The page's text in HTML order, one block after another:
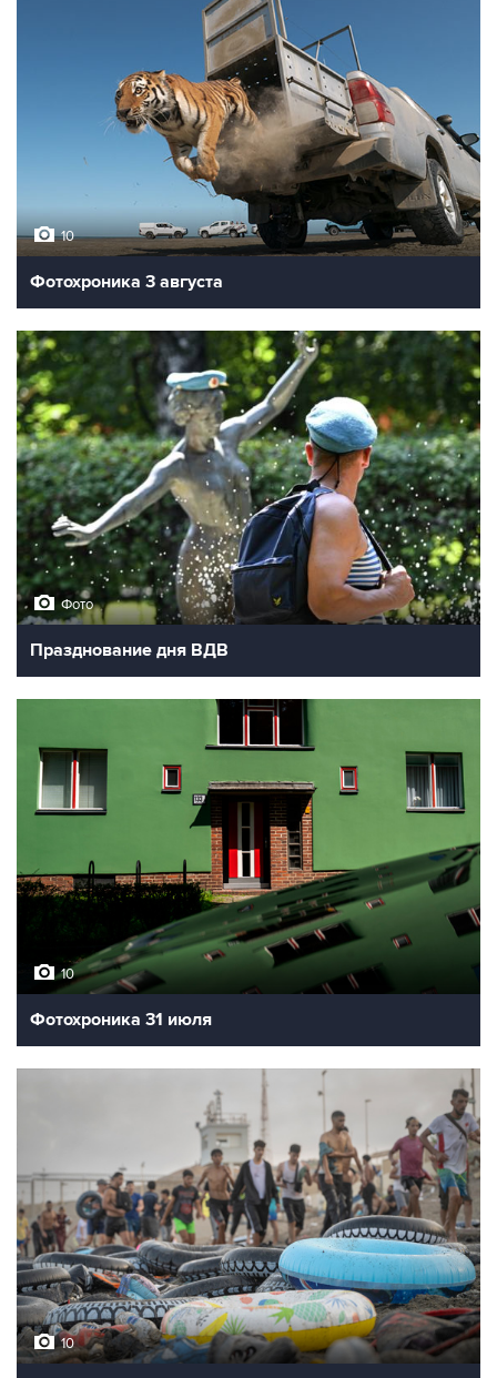
10
Фотохроника 3 августа
Фото
Празднование дня ВДВ
10
Фотохроника 31 июля
10